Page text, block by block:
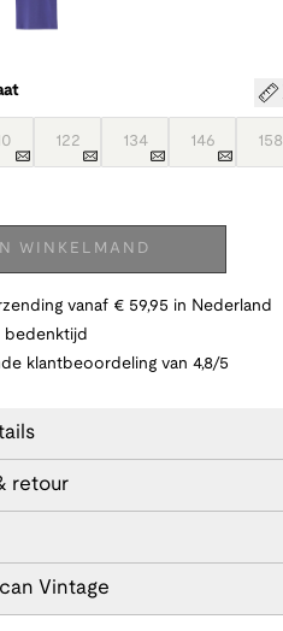
122 134 146 158
IN WINKELMAND
vanaf € 59,95 in Nederland
bedenktijd
klantbeoordeling van 4,8/5
retour
Vintage